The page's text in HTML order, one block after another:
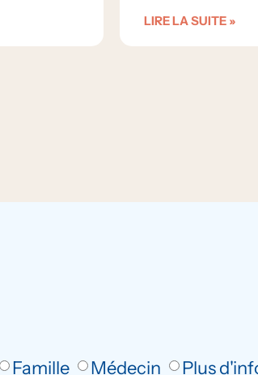
LIRE LA SUITE »
Famille Médecin Plus